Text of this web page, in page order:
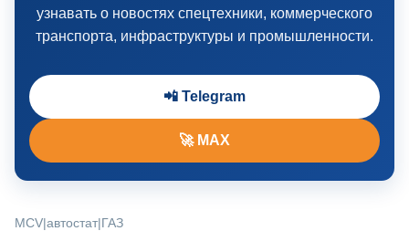
узнавать о новостях спецтехники, коммерческого
транспорта, инфраструктуры и промышленности.
📲 Telegram
🚀 MAX
MCV|автостат|ГАЗ